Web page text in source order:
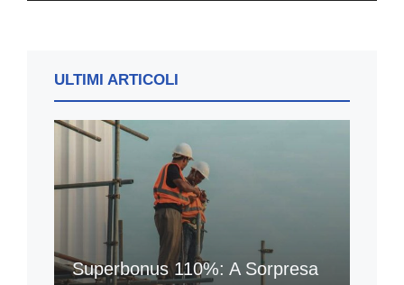
ULTIMI ARTICOLI
Superbonus 110%: A Sorpresa